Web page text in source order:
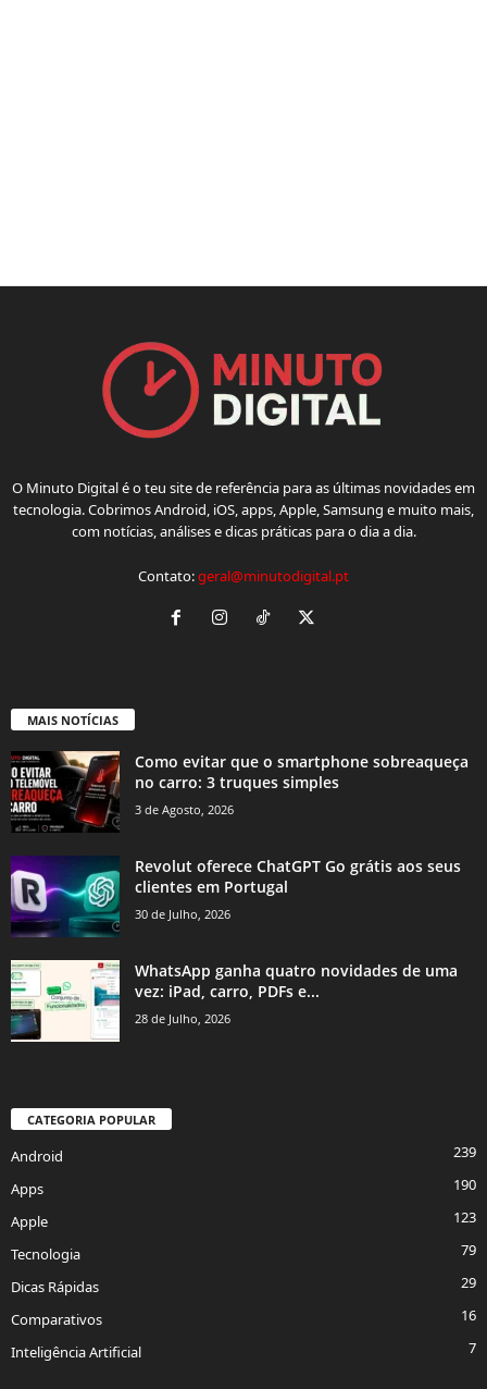
O Minuto Digital é o teu site de referência para as últimas novidades em
tecnologia. Cobrimos Android, iOS, apps, Apple, Samsung e muito mais,
com notícias, análises e dicas práticas para o dia a dia.
Contato:geral@minutodigital.pt
MAIS NOTÍCIAS
Como evitar que o smartphone sobreaqueça
no carro: 3 truques simples
3 de Agosto, 2026
Revolut oferece ChatGPT Go grátis aos seus
clientes em Portugal
30 de Julho, 2026
WhatsApp ganha quatro novidades de uma
vez: iPad, carro, PDFs e...
28 de Julho, 2026
CATEGORIA POPULAR
Android
239
Apps
190
Apple
123
Tecnologia
79
Dicas Rápidas
29
Comparativos
16
Inteligência Artificial
7